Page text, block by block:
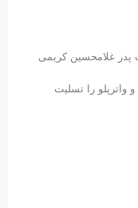
غلامحسین کریمی
را تسلیت